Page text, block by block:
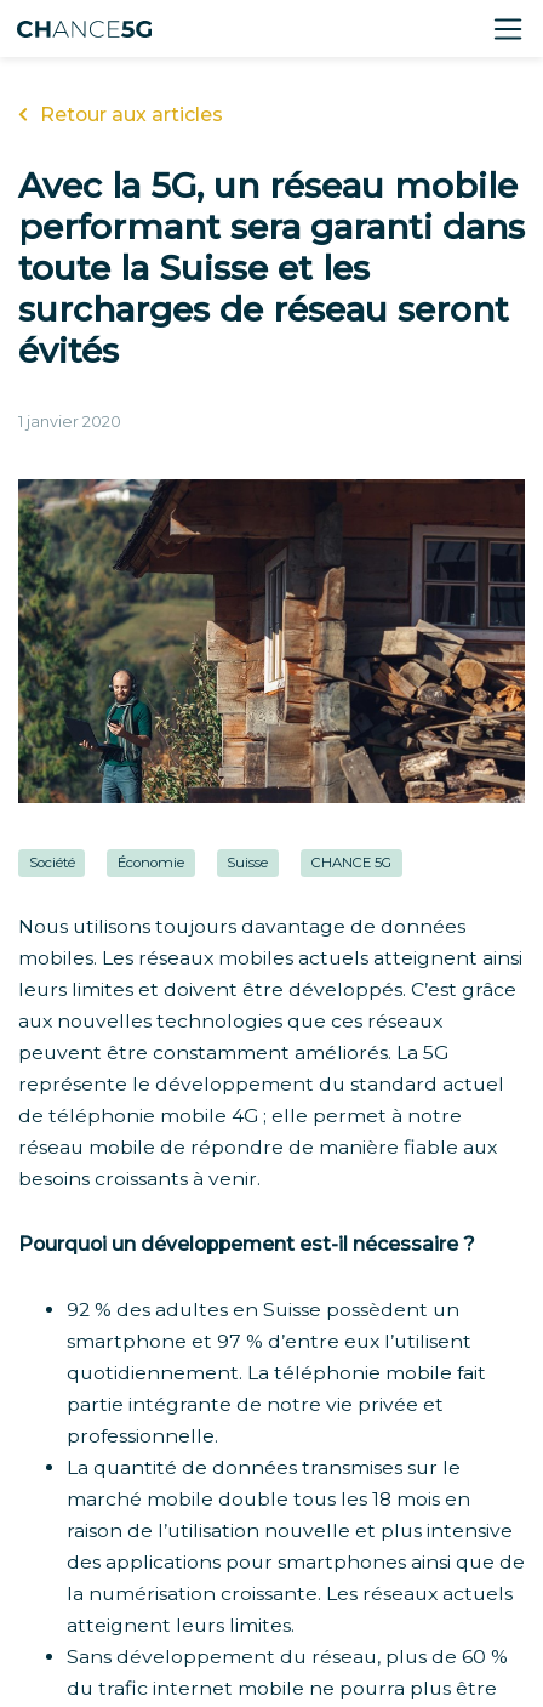
Retour aux articles
Avec la 5G, un réseau mobile
performant sera garanti dans
toute la Suisse et les
surcharges de réseau seront
évités
1 janvier 2020
Société Économie Suisse CHANCE 5G
Nous utilisons toujours davantage de données
mobiles. Les réseaux mobiles actuels atteignent ainsi
leurs limites et doivent être développés. C’est grâce
aux nouvelles technologies que ces réseaux
peuvent être constamment améliorés. La 5G
représente le développement du standard actuel
de téléphonie mobile 4G ; elle permet à notre
réseau mobile de répondre de manière fiable aux
besoins croissants à venir.
Pourquoi un développement est-il nécessaire ?
92 % des adultes en Suisse possèdent un
smartphone et 97 % d’entre eux l’utilisent
quotidiennement. La téléphonie mobile fait
partie intégrante de notre vie privée et
professionnelle.
La quantité de données transmises sur le
marché mobile double tous les 18 mois en
raison de l’utilisation nouvelle et plus intensive
des applications pour smartphones ainsi que de
la numérisation croissante. Les réseaux actuels
atteignent leurs limites.
Sans développement du réseau, plus de 60 %
du trafic internet mobile ne pourra plus être